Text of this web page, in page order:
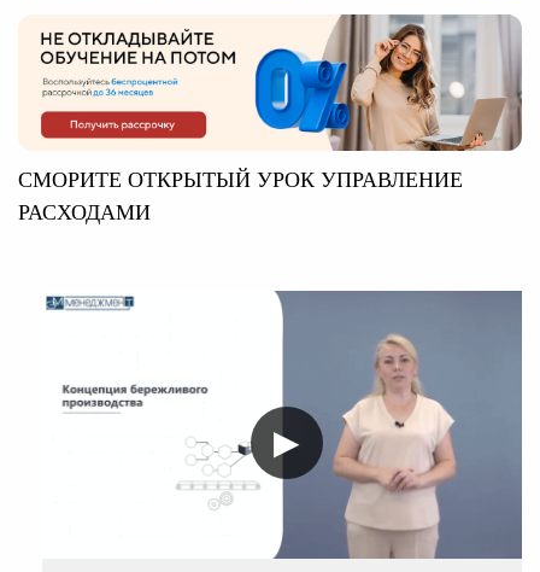
СМОРИТЕ ОТКРЫТЫЙ УРОК УПРАВЛЕНИЕ
РАСХОДАМИ
▶